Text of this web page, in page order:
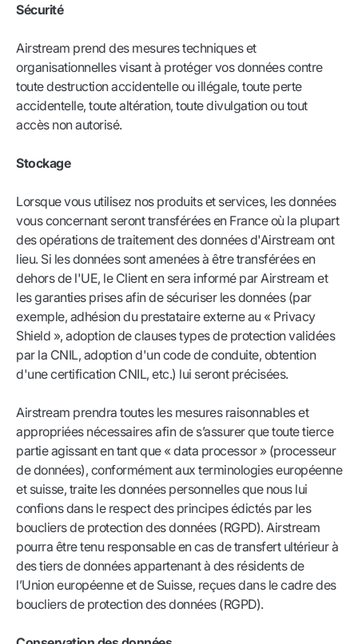
Sécurité
Airstream prend des mesures techniques et
organisationnelles visant à protéger vos données contre
toute destruction accidentelle ou illégale, toute perte
accidentelle, toute altération, toute divulgation ou tout
accès non autorisé.
Stockage
Lorsque vous utilisez nos produits et services, les données
vous concernant seront transférées en France où la plupart
des opérations de traitement des données d'Airstream ont
lieu. Si les données sont amenées à être transférées en
dehors de l'UE, le Client en sera informé par Airstream et
les garanties prises afin de sécuriser les données (par
exemple, adhésion du prestataire externe au « Privacy
Shield », adoption de clauses types de protection validées
par la CNIL, adoption d'un code de conduite, obtention
d'une certification CNIL, etc.) lui seront précisées.
Airstream prendra toutes les mesures raisonnables et
appropriées nécessaires afin de s’assurer que toute tierce
partie agissant en tant que « data processor » (processeur
de données), conformément aux terminologies européenne
et suisse, traite les données personnelles que nous lui
confions dans le respect des principes édictés par les
boucliers de protection des données (RGPD). Airstream
pourra être tenu responsable en cas de transfert ultérieur à
des tiers de données appartenant à des résidents de
l’Union européenne et de Suisse, reçues dans le cadre des
boucliers de protection des données (RGPD).